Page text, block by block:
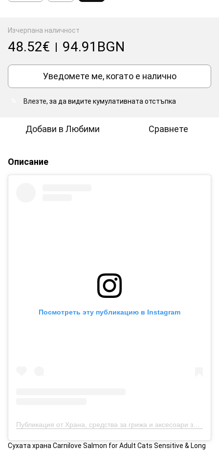
Изчерпана наличност
48.52€ | 94.91BGN
Уведомете ме, когато е налично
Влезте, за да видите кумулативната отстъпка
Добави в Любими Сравнете
Описание
Посмотреть эту публикацию в Instagram
Сухата храна Carnilove Salmon for Adult Cats Sensitive & Long